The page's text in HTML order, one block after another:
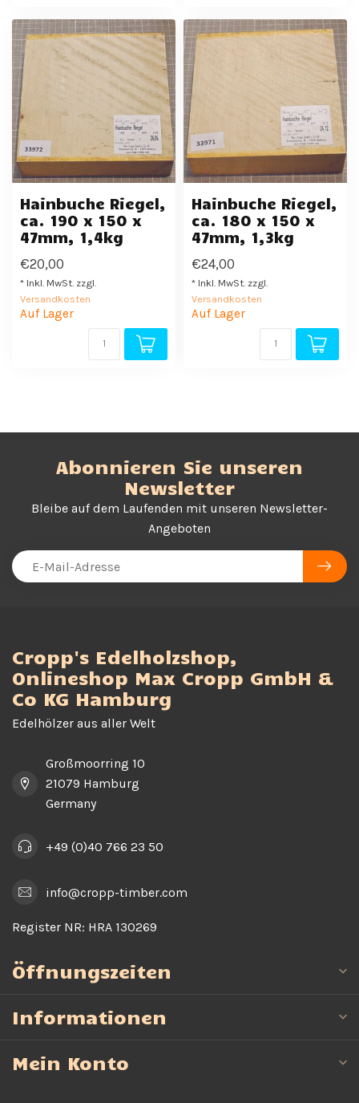
Hainbuche Riegel,
ca. 190 x 150 x
47mm, 1,4kg
€20,00
* Inkl. MwSt. zzgl.
Versandkosten
Auf Lager
Hainbuche Riegel,
ca. 180 x 150 x
47mm, 1,3kg
€24,00
* Inkl. MwSt. zzgl.
Versandkosten
Auf Lager
Abonnieren Sie unseren
Newsletter
Bleibe auf dem Laufenden mit unseren Newsletter-
Angeboten
Cropp's Edelholzshop,
Onlineshop Max Cropp GmbH &
Co KG Hamburg
Edelhölzer aus aller Welt
Großmoorring 10
21079 Hamburg
Germany
+49 (0)40 766 23 50
info@cropp-timber.com
Register NR: HRA 130269
Öffnungszeiten
Informationen
Mein Konto